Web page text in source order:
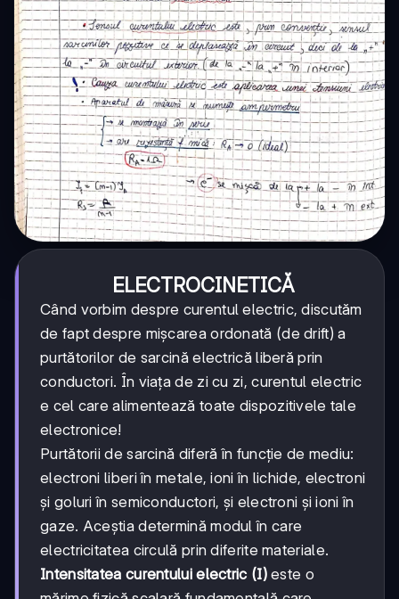
ELECTROCINETICĂ
Când vorbim despre curentul electric, discutăm
de fapt despre mișcarea ordonată (de drift) a
purtătorilor de sarcină electrică liberă prin
conductori. În viața de zi cu zi, curentul electric
e cel care alimentează toate dispozitivele tale
electronice!
Purtătorii de sarcină diferă în funcție de mediu:
electroni liberi în metale, ioni în lichide, electroni
și goluri în semiconductori, și electroni și ioni în
gaze. Aceștia determină modul în care
electricitatea circulă prin diferite materiale.
Intensitatea curentului electric (I)este o